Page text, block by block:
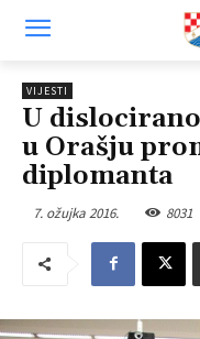
VIJESTI
U
u Orašju
diplomanta
7. ožujka 2016. 8031